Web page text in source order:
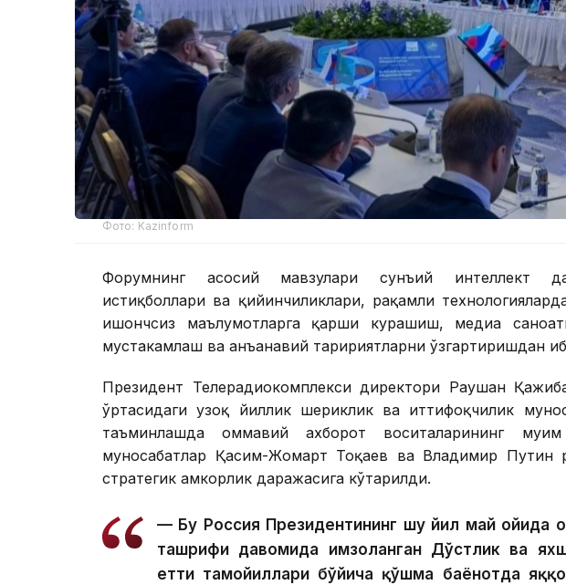
Фото: Kazinform
Форумнинг асосий мавзулари сунъий интеллект
истиқболлари ва қийинчиликлари, рақамли
ишончсиз маълумотларга қарши курашиш, медиа
мустаҳкамлаш ва анъанавий таҳририятларни ўзгартиришдан
Президент Телерадиокомплекси директори Раушан
ўртасидаги узоқ йиллик шериклик ва иттифоқчилик
таъминлашда оммавий ахборот воситаларининг
муносабатлар Қасим-Жомарт Тоқаев ва Владимир Путин
стратегик ҳамкорлик даражасига кўтарилди.
— Бу Россия Президентининг шу йил май ойида
ташрифи давомида имзоланган Дўстлик ва
етти тамойиллари бўйича қўшма баёнотда